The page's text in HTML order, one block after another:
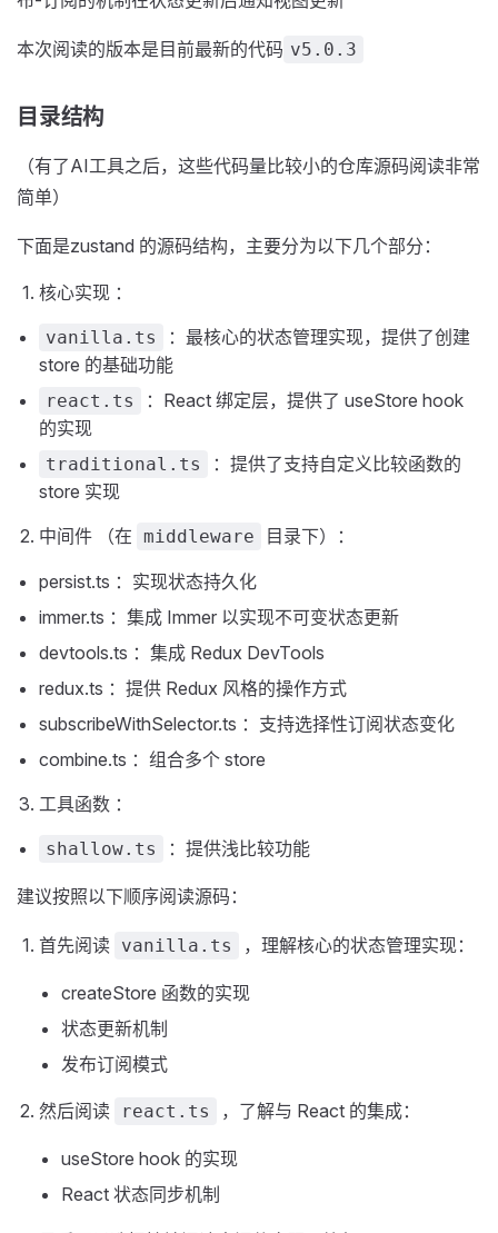
本次阅读的版本是目前最新的代码 v5.0.3
目录结构
（有了AI工具之后，这些代码量比较小的仓库源码阅读非常
简单）
下面是zustand 的源码结构，主要分为以下几个部分：
核心实现 ：
vanilla.ts
：最核心的状态管理实现，提供了创建
store 的基础功能
react.ts
：React 绑定层，提供了 useStore hook
的实现
traditional.ts
：提供了支持自定义比较函数的
store 实现
中间件 （在 middleware 目录下）：
persist.ts ：实现状态持久化
immer.ts ：集成 Immer 以实现不可变状态更新
devtools.ts ：集成 Redux DevTools
redux.ts ：提供 Redux 风格的操作方式
subscribeWithSelector.ts ：支持选择性订阅状态变化
combine.ts ：组合多个 store
工具函数 ：
shallow.ts ：提供浅比较功能
建议按照以下顺序阅读源码：
首先阅读 vanilla.ts ，理解核心的状态管理实现：
createStore 函数的实现
状态更新机制
发布订阅模式
然后阅读 react.ts ，了解与 React 的集成：
useStore hook 的实现
React 状态同步机制